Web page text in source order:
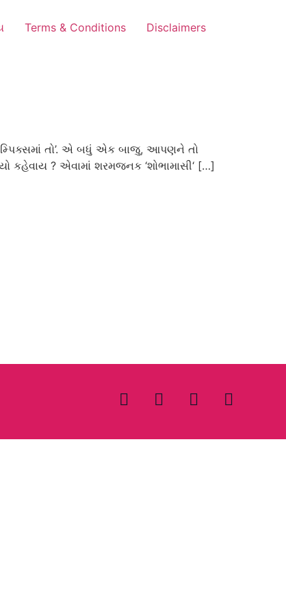
Terms & Conditions Disclaimers
તો’. એ બધું એક બાજુ, આપણને તો
? એવામાં શરમજનક ‘શોભામાસી‘ […]